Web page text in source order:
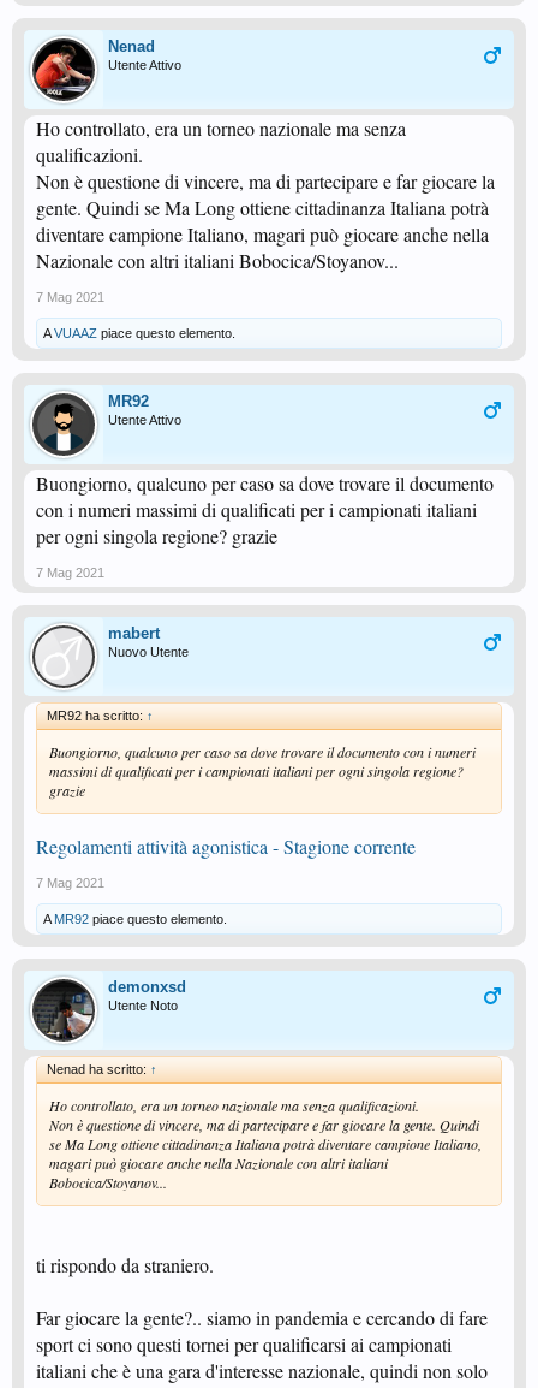
Nenad
Utente Attivo
Ho controllato, era un torneo nazionale ma senza
qualificazioni.
Non è questione di vincere, ma di partecipare e far giocare la
gente. Quindi se Ma Long ottiene cittadinanza Italiana potrà
diventare campione Italiano, magari può giocare anche nella
Nazionale con altri italiani Bobocica/Stoyanov...
7 Mag 2021
AVUAAZ piace questo elemento.
MR92
Utente Attivo
Buongiorno, qualcuno per caso sa dove trovare il documento
con i numeri massimi di qualificati per i campionati italiani
per ogni singola regione? grazie
7 Mag 2021
mabert
Nuovo Utente
MR92 ha scritto: ↑
Buongiorno, qualcuno per caso sa dove trovare il documento con i numeri
massimi di qualificati per i campionati italiani per ogni singola regione?
grazie
Regolamenti attività agonistica - Stagione corrente
7 Mag 2021
A MR92 piace questo elemento.
demonxsd
Utente Noto
Nenad ha scritto: ↑
Ho controllato, era un torneo nazionale ma senza qualificazioni.
Non è questione di vincere, ma di partecipare e far giocare la gente. Quindi
se Ma Long ottiene cittadinanza Italiana potrà diventare campione Italiano,
magari può giocare anche nella Nazionale con altri italiani
Bobocica/Stoyanov...
ti rispondo da straniero.
Far giocare la gente?.. siamo in pandemia e cercando di fare
sport ci sono questi tornei per qualificarsi ai campionati
italiani che è una gara d'interesse nazionale, quindi non solo